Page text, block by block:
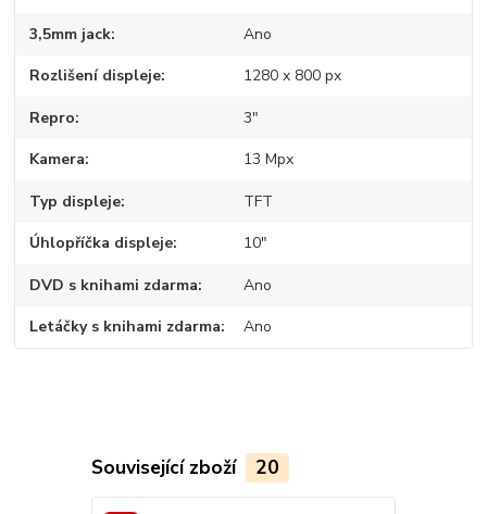
3,5mm jack Ano
Rozlišení displeje 1280 x 800 px
Repro 3"
Kamera 13 Mpx
Typ displeje TFT
Úhlopříčka displeje 10"
DVD s knihami zdarma Ano
Letáčky s knihami zdarma Ano
Související zboží 20